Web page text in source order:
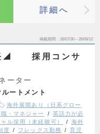
詳細へ
掲載期間 26/07/30～26/08/12
◢ 採用コンサ
ーター
ートメント
海外展開あり（日系グロー
・マネジャー
英語力が必
ル採用（未経験可）
海外
度 フレックス勤務
育児